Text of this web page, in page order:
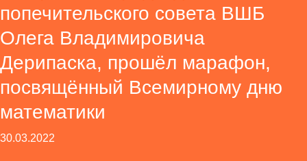
попечительского совета ВШБ
Олега Владимировича
Дерипаска, прошёл марафон,
посвящённый Всемирному дню
математики
30.03.2022